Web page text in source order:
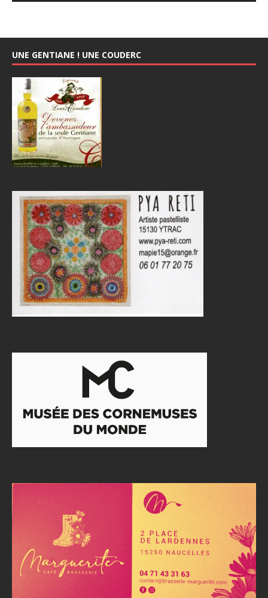
UNE GENTIANE ! UNE COUDERC